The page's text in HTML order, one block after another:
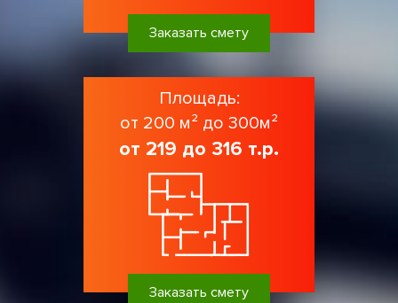
Заказать смету
Площадь:
от 200 м² до 300м²
от 219 до 316 т.р.
Заказать смету